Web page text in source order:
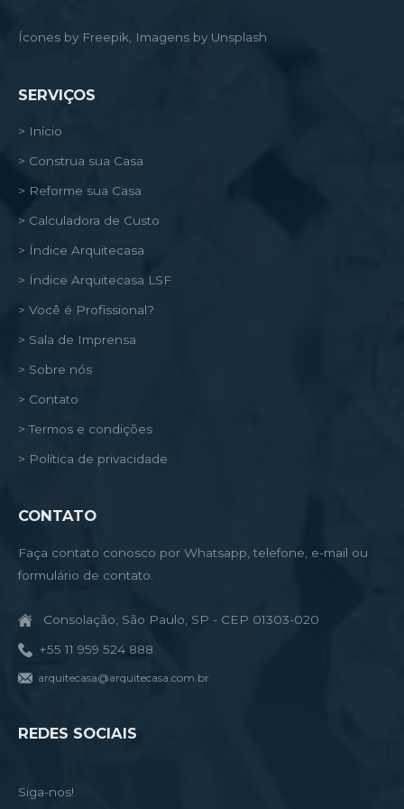
Ícones by Freepik, Imagens by Unsplash
SERVIÇOS
> Início
> Construa sua Casa
> Reforme sua Casa
> Calculadora de Custo
> Índice Arquitecasa
> Índice Arquitecasa LSF
> Você é Profissional?
> Sala de Imprensa
> Sobre nós
> Contato
> Termos e condições
> Política de privacidade
CONTATO
Faça contato conosco por Whatsapp, telefone, e-mail ou
formulário de contato.
Consolação, São Paulo, SP - CEP 01303-020
+55 11 959 524 888
arquitecasa@arquitecasa.com.br
REDES SOCIAIS
Siga-nos!